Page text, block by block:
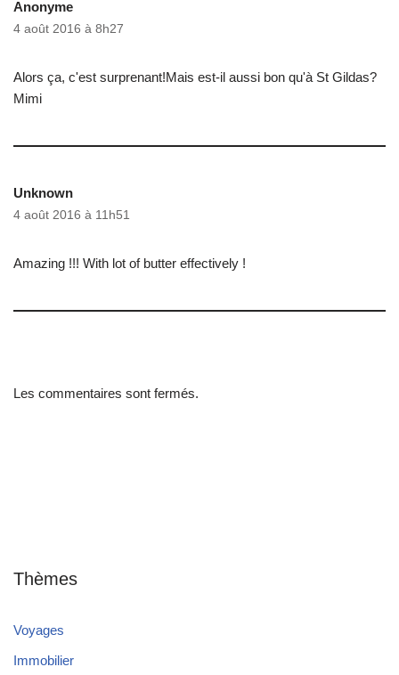
Anonyme
4 août 2016 à 8h27
Alors ça, c'est surprenant!Mais est-il aussi bon qu'à St Gildas?
Mimi
Unknown
4 août 2016 à 11h51
Amazing !!! With lot of butter effectively !
Les commentaires sont fermés.
Thèmes
Voyages
Immobilier